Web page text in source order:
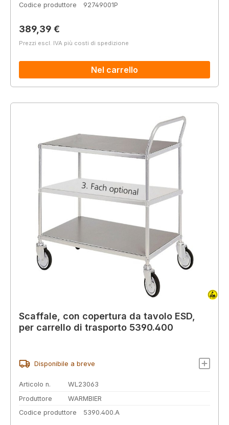
Codice produttore
92749001P
Prezzo normale:
389,39 €
Prezzi escl. IVA più costi di spedizione
Nel carrello
Scaffale, con copertura da tavolo ESD,
per carrello di trasporto 5390.400
Disponibile a breve
Articolo n.
WL23063
Produttore
WARMBIER
Codice produttore
5390.400.A